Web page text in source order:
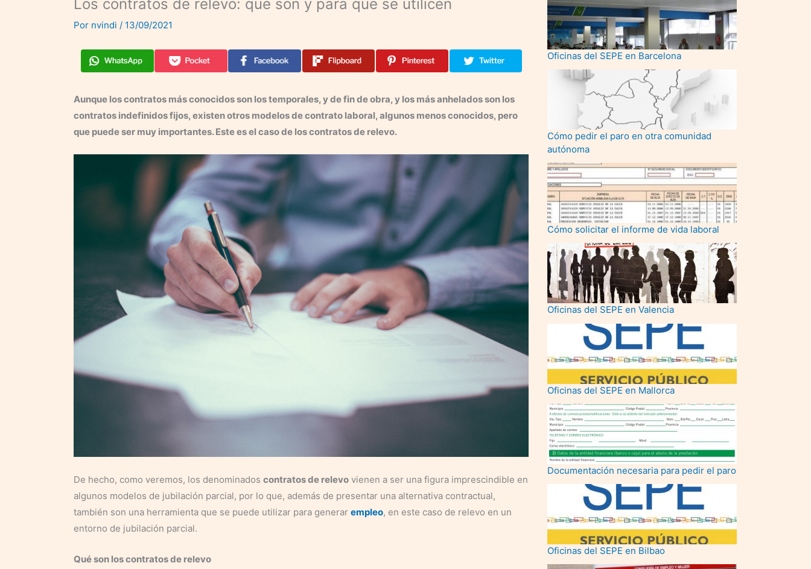
Los contratos de relevo: qué son y para qué se utilicen
Por nvindi / 13/09/2021
Aunque los contratos más conocidos son los temporales, y de fin de obra, y los más anhelados son los
contratos indefinidos fijos, existen otros modelos de contrato laboral, algunos menos conocidos, pero
que puede ser muy importantes. Este es el caso de los contratos de relevo.
De hecho, como veremos, los denominados contratos de relevo vienen a ser una figura imprescindible en
algunos modelos de jubilación parcial, por lo que, además de presentar una alternativa contractual,
también son una herramienta que se puede utilizar para generar empleo, en este caso de relevo en un
entorno de jubilación parcial.
Qué son los contratos de relevo
Oficinas del SEPE en Barcelona
Cómo pedir el paro en otra comunidad
autónoma
Cómo solicitar el informe de vida laboral
Oficinas del SEPE en Valencia
Oficinas del SEPE en Mallorca
Documentación necesaria para pedir el paro
Oficinas del SEPE en Bilbao